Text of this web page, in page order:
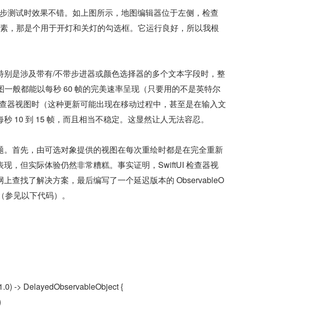
测试时效果不错。如上图所示，地图编辑器位于左侧，检查
，那是个用于开灯和关灯的勾选框。它运行良好，所以我根
是涉及带有/不带步进器或颜色选择器的多个文本字段时，整
般都能以每秒 60 帧的完美速率呈现（只要用的不是英特尔
器视图时（这种更新可能出现在移动过程中，甚至是在输入文
10 到 15 帧，而且相当不稳定。这显然让人无法容忍。
首先，由可选对象提供的视图在每次重绘时都是在完全重新
，但实际体验仍然非常糟糕。事实证明，SwiftUI 检查器视
查找了解决方案，最后编写了一个延迟版本的 ObservableO
见以下代码）。
1.0) -> DelayedObservableObject
{